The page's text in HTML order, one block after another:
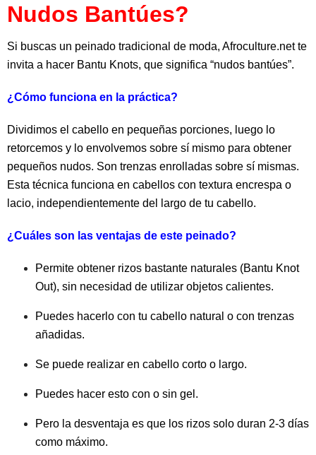
Nudos Bantúes?
Si buscas un peinado tradicional de moda, Afroculture.net te
invita a hacer Bantu Knots, que significa “nudos bantúes”.
¿Cómo funciona en la práctica?
Dividimos el cabello en pequeñas porciones, luego lo
retorcemos y lo envolvemos sobre sí mismo para obtener
pequeños nudos. Son trenzas enrolladas sobre sí mismas.
Esta técnica funciona en cabellos con textura encrespa o
lacio, independientemente del largo de tu cabello.
¿Cuáles son las ventajas de este peinado?
Permite obtener rizos bastante naturales (Bantu Knot
Out), sin necesidad de utilizar objetos calientes.
Puedes hacerlo con tu cabello natural o con trenzas
añadidas.
Se puede realizar en cabello corto o largo.
Puedes hacer esto con o sin gel.
Pero la desventaja es que los rizos solo duran 2-3 días
como máximo.